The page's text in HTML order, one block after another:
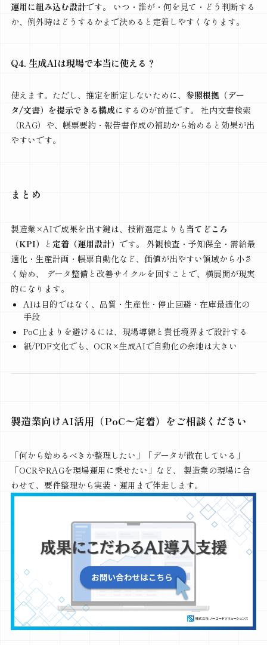
運用に組み込む設計です。 いつ・誰が・何を見て・どう判断する
か、例外時はどうするかまで決めると定着しやすくなります。
Q4. 生成AIは現場で本当に使える？
使えます。ただし、推定を断定しないために、 参照根拠（デー
タ/文書）を提示できる構成にするのが前提です。 社内文書検索
（RAG）や、帳票要約・報告書作成の補助から始めると効果が出
やすいです。
まとめ
製造業×AIで成果を出す鍵は、技術選定よりも 当てどころ
（KPI）
と 定着（運用設計） です。 外観検査・予知保全・需給最
適化・生産計画・帳票自動化など、価値が出やすい領域から小さ
く始め、 データ整備と改善サイクルを回すことで、横展開が現実
的になります。
AIは目的ではなく、品質・生産性・停止回避・在庫最適化の
手段
PoC止まりを避けるには、現場導線と責任境界まで設計する
紙/PDF文化でも、OCR×生成AIで自動化の余地は大きい
製造業向けAI活用（PoC〜定着）をご相談ください
「何から始めるべきか整理したい」「データが散在している」
「OCRやRAGを現場運用に乗せたい」など、 製造業の現場に合
わせて、要件整理から実装・運用まで伴走します。